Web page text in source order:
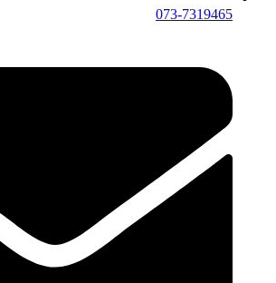
073-7319465